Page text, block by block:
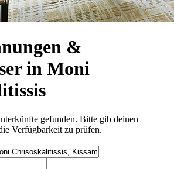
&
in Moni
gefunden. Bitte gib deinen
Verfügbarkeit zu prüfen.